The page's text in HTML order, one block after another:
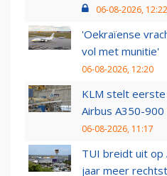
06-08-2026, 12:22
'Oekraïense
vol met munitie'
06-08-2026, 12:20
KLM stelt
Airbus A350-900
06-08-2026, 11:17
TUI breidt uit op
jaar meer